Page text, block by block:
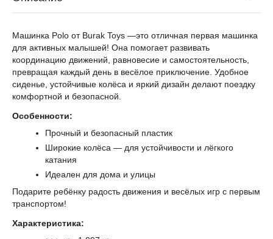
Машинка Polo от Burak Toys —это отличная первая машинка
для активных малышей! Она помогает развивать
координацию движений, равновесие и самостоятельность,
превращая каждый день в весёлое приключение. Удобное
сиденье, устойчивые колёса и яркий дизайн делают поездку
комфортной и безопасной.
Особенности:
Прочный и безопасный пластик
Широкие колёса — для устойчивости и лёгкого
катания
Идеален для дома и улицы
Подарите ребёнку радость движения и весёлых игр с первым
транспортом!
Характеристика: